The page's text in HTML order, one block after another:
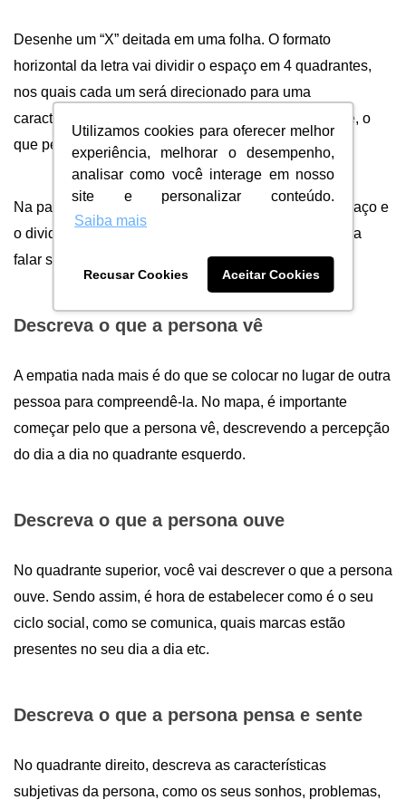
Utilizamos cookies para oferecer melhor
experiência, melhorar o desempenho,
analisar como você interage em nosso
site e personalizar conteúdo.
Saiba mais
Recusar Cookies Aceitar Cookies
Desenhe um “X” deitada em uma folha. O formato
horizontal da letra vai dividir o espaço em 4 quadrantes,
nos quais cada um será direcionado para uma
característica da persona, como o que ouve, o que vê, o
que pensa/sente e o que fala/faz.
Na parte inferior da folha, selecione um pequeno espaço e
o divida ao meio. Esse canto também será usado para
falar sobre as dores e as necessidades da persona.
Descreva o que a persona vê
A empatia nada mais é do que se colocar no lugar de outra
pessoa para compreendê-la. No mapa, é importante
começar pelo que a persona vê, descrevendo a percepção
do dia a dia no quadrante esquerdo.
Descreva o que a persona ouve
No quadrante superior, você vai descrever o que a persona
ouve. Sendo assim, é hora de estabelecer como é o seu
ciclo social, como se comunica, quais marcas estão
presentes no seu dia a dia etc.
Descreva o que a persona pensa e sente
No quadrante direito, descreva as características
subjetivas da persona, como os seus sonhos, problemas,